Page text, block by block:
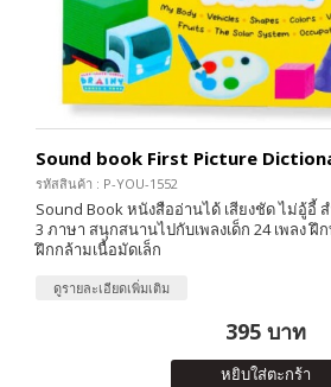
Sound book First Picture
รหัสสินค้า : P-YOU-1552
Sound Book หนังสืออ่านได้ เสียงชัด ไม่อู้อี้
3 ภาษา สนุกสนานไปกับเพลงเด็ก 24 เพลง
ฝึกกล้ามเนื้อมัดเล็ก
ดูรายละเอียดเพิ่มเติม
395 บาท
หยิบใส่ตะกร้า